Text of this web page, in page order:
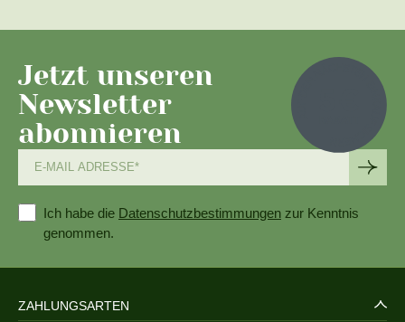
Jetzt unseren
Newsletter
abonnieren
Ich habe die Datenschutzbestimmungen zur Kenntnis
genommen.
ZAHLUNGSARTEN